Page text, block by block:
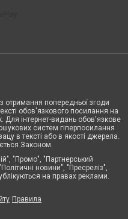
отримання попередньої згоди
обов'язкового посилання на
Для інтернет-видань обов'язкове
систем гіперпосилання
в тексті або в якості джерела.
Законом.
"Промо", "Партнерський
новини", "Пресреліз",
на правах реклами.
Правила